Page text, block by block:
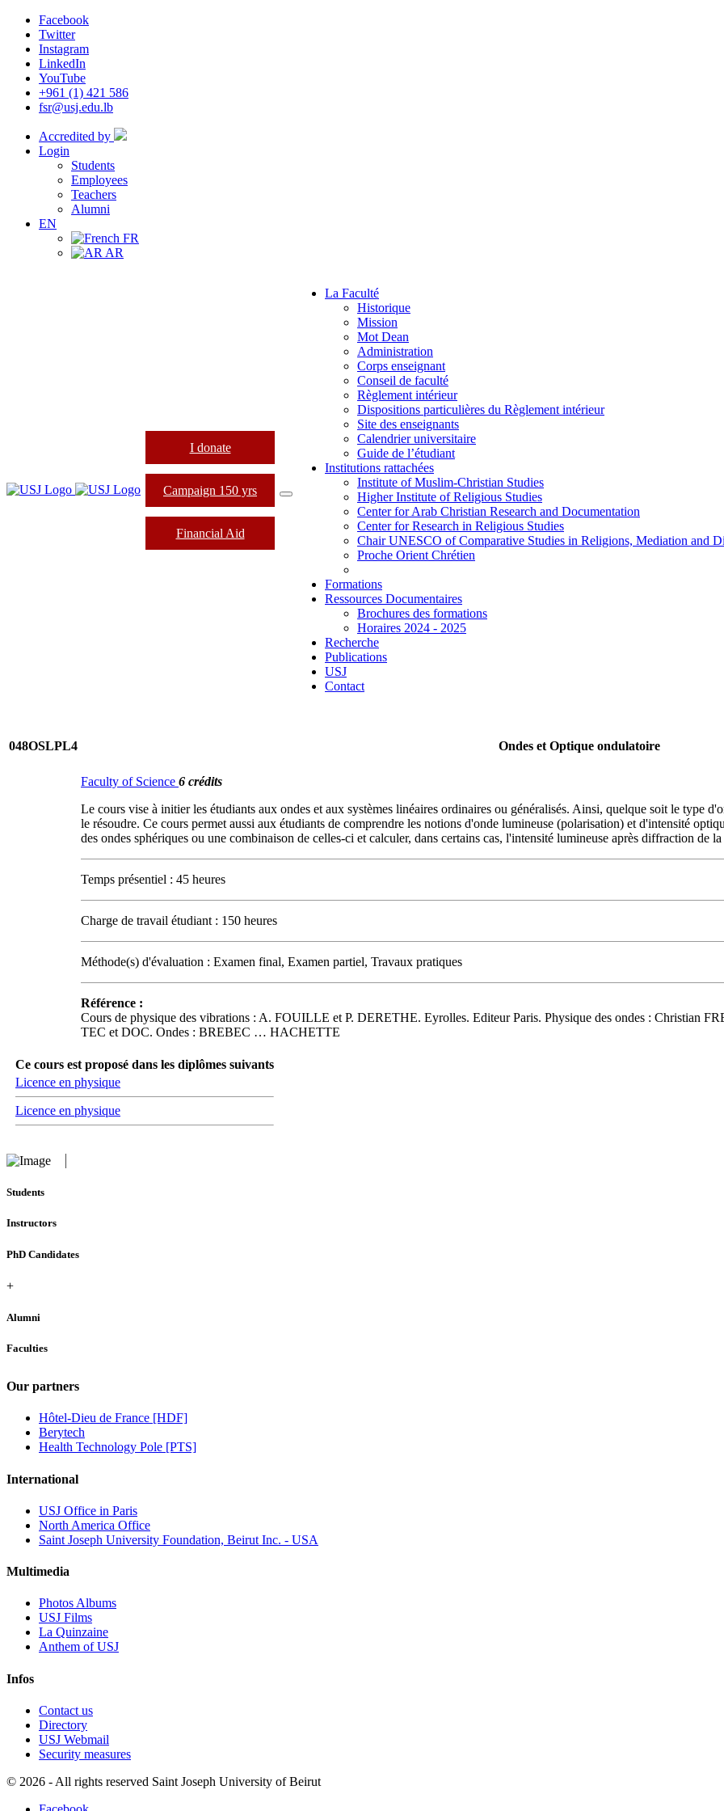
Facebook
Twitter
Instagram
LinkedIn
YouTube
+961 (1) 421 586
fsr@usj.edu.lb
Accredited by
Login
Students
Employees
Teachers
Alumni
EN
FR
AR
I donate
Campaign 150 yrs
Financial Aid
La Faculté
Historique
Mission
Mot Dean
Administration
Corps enseignant
Conseil de faculté
Règlement intérieur
Dispositions particulières du Règlement intérieur
Site des enseignants
Calendrier universitaire
Guide de l’étudiant
Institutions rattachées
Institute of Muslim-Christian Studies
Higher Institute of Religious Studies
Center for Arab Christian Research and Documentation
Center for Research in Religious Studies
Chair UNESCO of Comparative Studies in Religions, Mediation and
Proche Orient Chrétien
Formations
Ressources Documentaires
Brochures des formations
Horaires 2024 - 2025
Recherche
Publications
USJ
Contact
048OSLPL4 Ondes et Optique ondulatoire
Faculty of Science 6 crédits
Le cours vise à initier les étudiants aux ondes et aux systèmes linéaires ordinaires ou généralisés. Ainsi, quelque soit le type
le résoudre. Ce cours permet aussi aux étudiants de comprendre les notions d'onde lumineuse (polarisation) et d'intensité
des ondes sphériques ou une combinaison de celles-ci et calculer, dans certains cas, l'intensité lumineuse après diffraction de
Temps présentiel : 45 heures
Charge de travail étudiant : 150 heures
Méthode(s) d'évaluation : Examen final, Examen partiel, Travaux pratiques
Référence :
Cours de physique des vibrations : A. FOUILLE et P. DERETHE. Eyrolles. Editeur Paris. Physique des ondes : Christian
TEC et DOC. Ondes : BREBEC … HACHETTE
Ce cours est proposé dans les diplômes suivants
Licence en physique
Licence en physique
Students
Instructors
PhD Candidates
+
Alumni
Faculties
Our partners
Hôtel-Dieu de France [HDF]
Berytech
Health Technology Pole [PTS]
International
USJ Office in Paris
North America Office
Saint Joseph University Foundation, Beirut Inc. - USA
Multimedia
Photos Albums
USJ Films
La Quinzaine
Anthem of USJ
Infos
Contact us
Directory
USJ Webmail
Security measures
© 2026 - All rights reserved Saint Joseph University of Beirut